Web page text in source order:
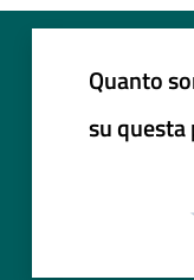
Quanto
su questa